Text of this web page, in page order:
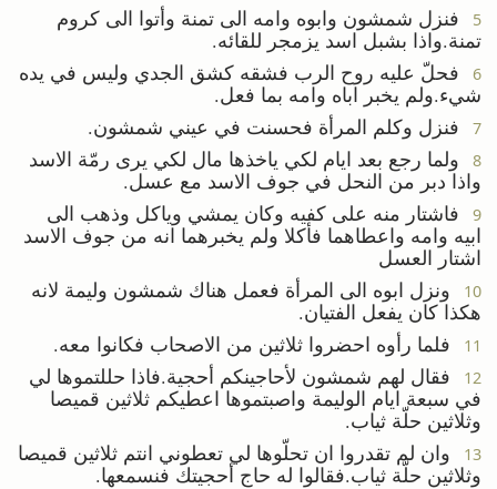
5
فنزل شمشون وابوه وامه الى تمنة وأتوا الى كروم
تمنة.واذا بشبل اسد يزمجر للقائه.
6
فحلّ عليه روح الرب فشقه كشق الجدي وليس في يده
شيء.ولم يخبر اباه وامه بما فعل.
7 فنزل وكلم المرأة فحسنت في عيني شمشون.
8
ولما رجع بعد ايام لكي ياخذها مال لكي يرى رمّة الاسد
واذا دبر من النحل في جوف الاسد مع عسل.
9
فاشتار منه على كفيه وكان يمشي وياكل وذهب الى
ابيه وامه واعطاهما فأكلا ولم يخبرهما انه من جوف الاسد
اشتار العسل
10
ونزل ابوه الى المرأة فعمل هناك شمشون وليمة لانه
هكذا كان يفعل الفتيان.
11 فلما رأوه احضروا ثلاثين من الاصحاب فكانوا معه.
12
فقال لهم شمشون لأحاجينكم أحجية.فاذا حللتموها لي
في سبعة ايام الوليمة واصبتموها اعطيكم ثلاثين قميصا
وثلاثين حلّة ثياب.
13
وان لم تقدروا ان تحلّوها لي تعطوني انتم ثلاثين قميصا
وثلاثين حلّة ثياب.فقالوا له حاج أحجيتك فنسمعها.